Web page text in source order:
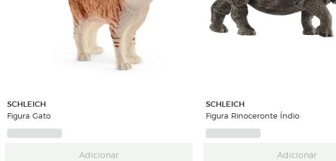
SCHLEICH
Figura Gato
Adicionar
SCHLEICH
Figura Rinoceronte Índio
Adicionar